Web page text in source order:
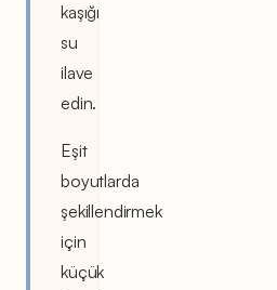
kaşığı
su
ilave
edin.
Eşit
boyutlarda
şekillendirmek
için
küçük